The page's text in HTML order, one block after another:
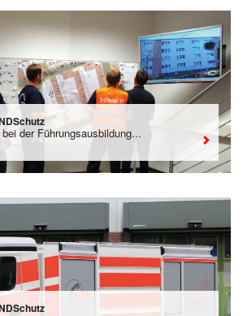
der Führungsausbildung...